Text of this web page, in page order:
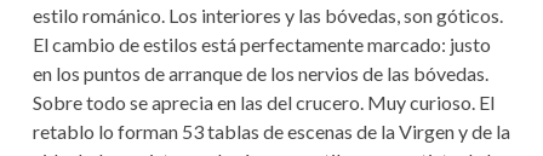
estilo románico. Los interiores y las bóvedas, son góticos.
El cambio de estilos está perfectamente marcado: justo
en los puntos de arranque de los nervios de las bóvedas.
Sobre todo se aprecia en las del crucero. Muy curioso. El
retablo lo forman 53 tablas de escenas de la Virgen y de la